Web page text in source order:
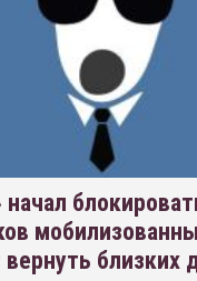
начал
близких